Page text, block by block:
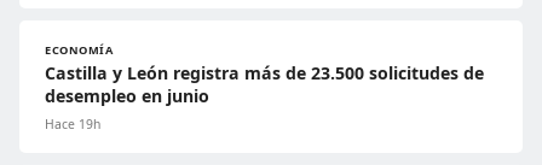
ECONOMÍA
Castilla y León registra más de 23.500 solicitudes de
desempleo en junio
Hace 19h